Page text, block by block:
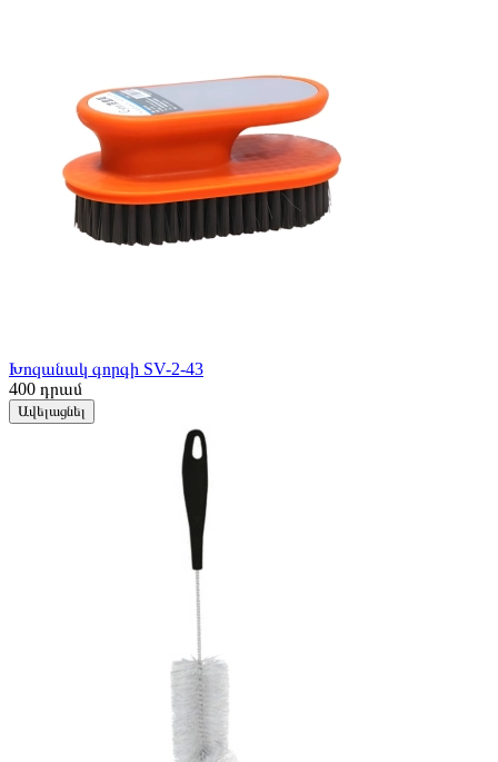
Խոզանակ գորգի SV-2-43
400 դրամ
Ավելացնել